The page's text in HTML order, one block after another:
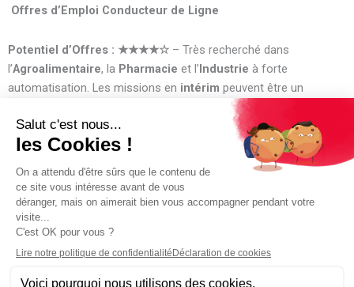
Offres d’Emploi Conducteur de Ligne
Potentiel d’Offres : ★★★★☆ – Très recherché dans
l’Agroalimentaire, la Pharmacie et l’Industrie à forte
automatisation. Les missions en intérim peuvent être un
Témoignage :
Yasmine, 31 ans :« J’adore le rythme de la ligne, on ne voit pas le
temps passer ! En intérim, j’ai pu travailler dans l’agroalimentaire
puis dans la cosmétique. Il faut être très organisée et savoir gérer
son équipe. Ce que j’apprécie, c’est la stabilité des missions : les
agences proposent souvent des contrats longs qui permettent de
bien s’intégrer à l’usine. »